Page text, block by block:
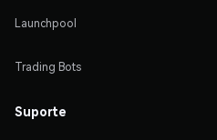
Launchpool
Trading Bots
Suporte